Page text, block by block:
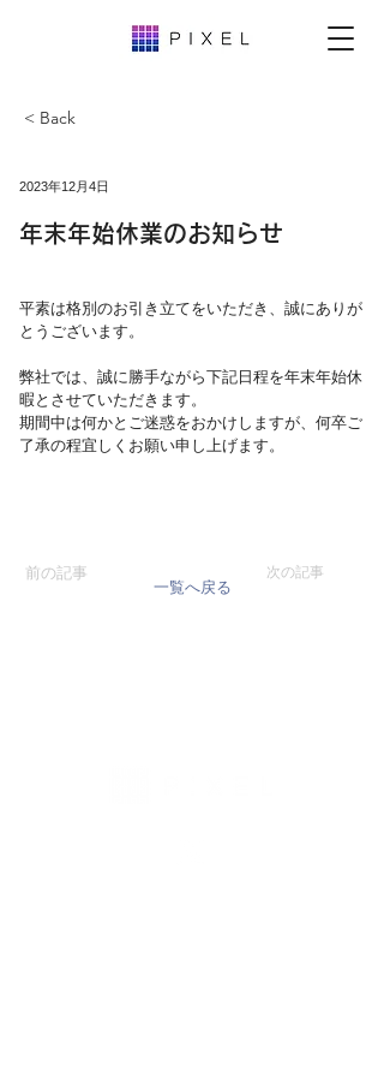
< Back
2023年12月4日
年末年始休業のお知らせ
平素は格別のお引き立てをいただき、誠にありが
とうございます。
弊社では、誠に勝手ながら下記日程を年末年始休
暇とさせていただきます。
期間中は何かとご迷惑をおかけしますが、何卒ご
了承の程宜しくお願い申し上げます。
前の記事
一覧へ戻る
次の記事